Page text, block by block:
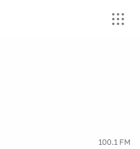
100.1 FM